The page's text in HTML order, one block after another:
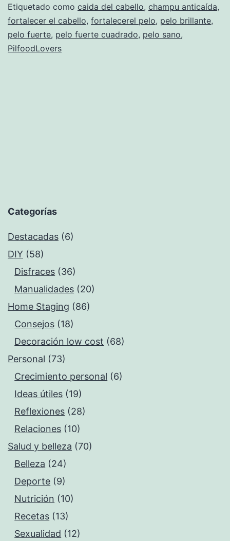
bombas…
y
de
Etiquetado como caida del cabello, champu anticaída,
fortalecer el cabello, fortalecerel pelo, pelo brillante,
pelo fuerte, pelo fuerte cuadrado, pelo sano,
PilfoodLovers
Categorías
Destacadas (6)
DIY (58)
Disfraces (36)
Manualidades (20)
Home Staging (86)
Consejos (18)
Decoración low cost (68)
Personal (73)
Crecimiento personal (6)
Ideas útiles (19)
Reflexiones (28)
Relaciones (10)
Salud y belleza (70)
Belleza (24)
Deporte (9)
Nutrición (10)
Recetas (13)
Sexualidad (12)